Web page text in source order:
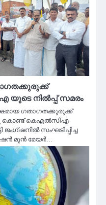
യുടെ നിൽപ്പ് സമരം
ഗതാഗതക്കുരുക്ക്
കൊണ്ട് കെഎൽസിഎ
സംഘടിപ്പിച്ച
മുൻ മേയർ…